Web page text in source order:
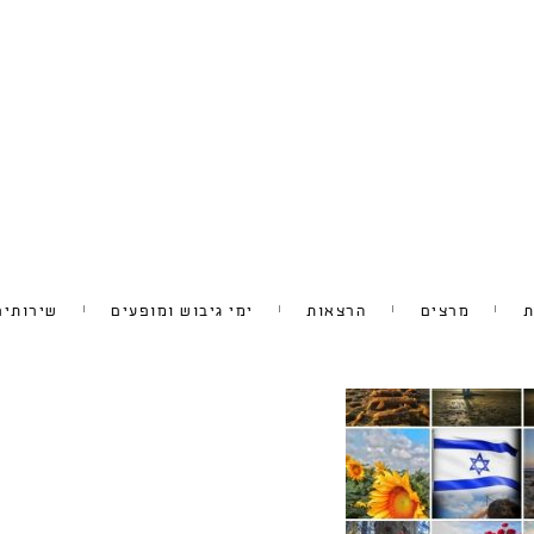
מרצים הרצאות ימי גיבוש ומופעים